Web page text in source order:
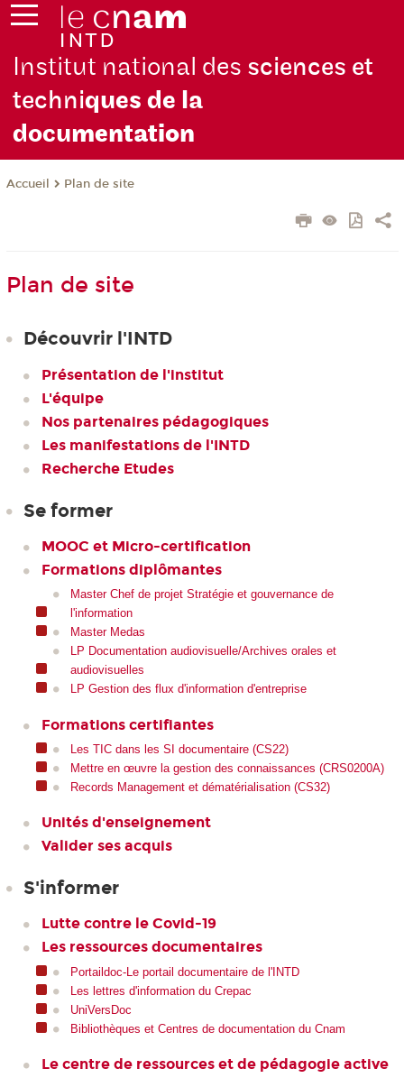
Institut national des sciences et
techniques de la
documentation
Accueil Plan de site
Plan de site
Découvrir l'INTD
Présentation de l'institut
L'équipe
Nos partenaires pédagogiques
Les manifestations de l'INTD
Recherche Etudes
Se former
MOOC et Micro-certification
Formations diplômantes
Master Chef de projet Stratégie et gouvernance de
l'information
Master Medas
LP Documentation audiovisuelle/Archives orales et
audiovisuelles
LP Gestion des flux d'information d'entreprise
Formations certifiantes
Les TIC dans les SI documentaire (CS22)
Mettre en œuvre la gestion des connaissances (CRS0200A)
Records Management et dématérialisation (CS32)
Unités d'enseignement
Valider ses acquis
S'informer
Lutte contre le Covid-19
Les ressources documentaires
Portaildoc-Le portail documentaire de l'INTD
Les lettres d'information du Crepac
UniVersDoc
Bibliothèques et Centres de documentation du Cnam
Le centre de ressources et de pédagogie active